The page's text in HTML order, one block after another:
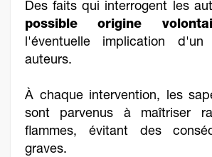
Des faits qui interrogent les
possible origine
l'éventuelle implication
auteurs.
À chaque intervention, les
sont parvenus à maîtriser
flammes, évitant des
graves.